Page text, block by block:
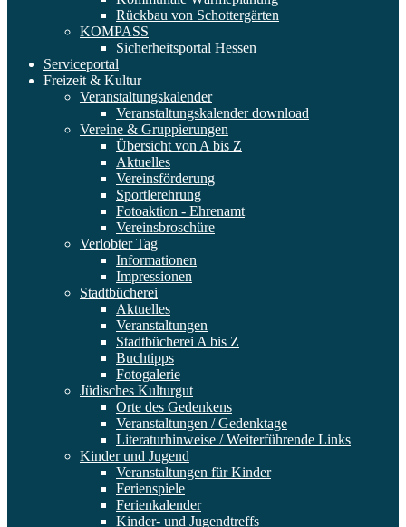
Rückbau von Schottergärten
KOMPASS
Sicherheitsportal Hessen
Serviceportal
Freizeit & Kultur
Veranstaltungskalender
Veranstaltungskalender download
Vereine & Gruppierungen
Übersicht von A bis Z
Aktuelles
Vereinsförderung
Sportlerehrung
Fotoaktion - Ehrenamt
Vereinsbroschüre
Verlobter Tag
Informationen
Impressionen
Stadtbücherei
Aktuelles
Veranstaltungen
Stadtbücherei A bis Z
Buchtipps
Fotogalerie
Jüdisches Kulturgut
Orte des Gedenkens
Veranstaltungen / Gedenktage
Literaturhinweise / Weiterführende Links
Kinder und Jugend
Veranstaltungen für Kinder
Ferienspiele
Ferienkalender
Kinder- und Jugendtreffs